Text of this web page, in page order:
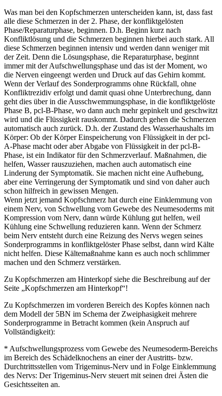
Was man bei den Kopfschmerzen unterscheiden kann, ist, dass fast
alle diese Schmerzen in der 2. Phase, der konfliktgelösten
Phase/Reparaturphase, beginnen. D.h. Beginn kurz nach
Konfliktlösung und die Schmerzen beginnen hierbei auch stark. All
diese Schmerzen beginnen intensiv und werden dann weniger mit
der Zeit. Denn die Lösungsphase, die Reparaturphase, beginnt
immer mit der Aufschwellungsphase und das ist der Moment, wo
die Nerven eingeengt werden und Druck auf das Gehirn kommt.
Wenn der Verlauf des Sonderprogramms ohne Rückfall, ohne
Konfliktrezidiv erfolgt und damit quasi ohne Unterbrechung, dann
geht dies über in die Ausschwemmungsphase, in die konfliktgelöste
Phase B, pcl-B-Phase, wo dann auch mehr gepinkelt und geschwitzt
wird und die Flüssigkeit rauskommt. Dadurch gehen die Schmerzen
automatisch auch zurück. D.h. der Zustand des Wasserhaushalts im
Körper: Ob der Körper Einspeicherung von Flüssigkeit in der pcl-
A-Phase macht oder aber Abgabe von Flüssigkeit in der pcl-B-
Phase, ist ein Indikator für den Schmerzverlauf. Maßnahmen, die
helfen, Wasser rauszuziehen, machen auch automatisch eine
Linderung der Symptomatik. Sie machen nicht eine Aufhebung,
aber eine Verringerung der Symptomatik und sind von daher auch
schon hilfreich in gewissen Mengen.
Wenn jetzt jemand Kopfschmerz hat durch eine Einklemmung von
einem Nerv, von Schwellung vom Gewebe des Neumesoderms mit
Kompression vom Nerv, dann würde Kühlung gut helfen, weil
Kühlung eine Schwellung reduzieren kann. Wenn der Schmerz
beim Nerv entsteht durch eine Reizung des Nervs wegen seines
Sonderprogramms in konfliktgelöster Phase selbst, dann wird Kälte
nicht helfen. Diese Kältemaßnahme kann es auch noch schlimmer
machen und den Schmerz verstärken.
Zu Kopfschmerzen am Hinterkopf siehe die Beschreibung auf der
Seite „Kopfschmerzen am Hinterkopf“!
Zu Kopfschmerzen im vorderen Bereich des Kopfes können nach
dem Modell der 5BN im Schema der Zweiphasigkeit mehrere
Sonderprogramme in Betracht kommen (kein Anspruch auf
Vollständigkeit):
* Aufschwellungsprozess vom Gewebe des Neumesoderm-Bereichs
im Bereich des Schädelknochens an einer der Austritts- bzw.
Durchtrittsstellen vom Trigeminus-Nerv und in Folge Einklemmung
des Nervs: Der Trigeminus-Nerv steuert mit seinen drei Ästen die
Gesichtsseiten an.